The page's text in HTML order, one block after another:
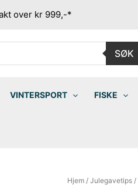
over kr 999,-*
SØK
VINTERSPORT FISKE
Hjem/ Julegavetips/